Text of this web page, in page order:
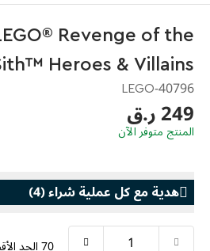
LEGO® Revenge of the
Sith™ Heroes & Villains
40796-LEGO
249 ر.ق
المنتج متوفر الآن
هدية مع كل عملية شراء(
4
)